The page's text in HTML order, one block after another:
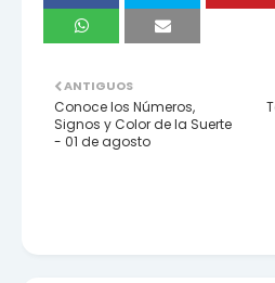
ANTIGUOS
Conoce los Números,
Signos y Color de la Suerte
- 01 de agosto